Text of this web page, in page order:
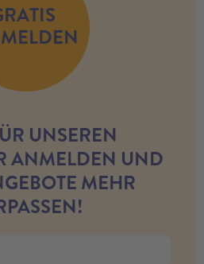
UNSEREN
ANMELDEN UND
MEHR